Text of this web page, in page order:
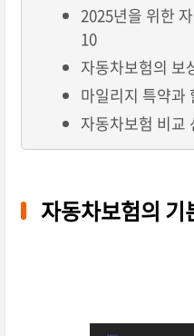
2025년을 위한
10
자동차보험의 보
마일리지 특약과
자동차보험 비교
자동차보험의 기